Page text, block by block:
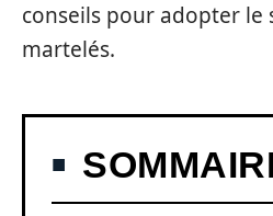
conseils pour adopter le
martelés.